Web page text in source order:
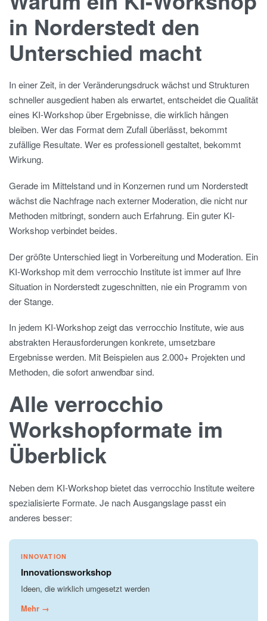
in Norderstedt den
Unterschied macht
In einer Zeit, in der Veränderungsdruck wächst und Strukturen
schneller ausgedient haben als erwartet, entscheidet die Qualität
eines KI-Workshop über Ergebnisse, die wirklich hängen
bleiben. Wer das Format dem Zufall überlässt, bekommt
zufällige Resultate. Wer es professionell gestaltet, bekommt
Wirkung.
Gerade im Mittelstand und in Konzernen rund um Norderstedt
wächst die Nachfrage nach externer Moderation, die nicht nur
Methoden mitbringt, sondern auch Erfahrung. Ein guter KI-
Workshop verbindet beides.
Der größte Unterschied liegt in Vorbereitung und Moderation. Ein
KI-Workshop mit dem verrocchio Institute ist immer auf Ihre
Situation in Norderstedt zugeschnitten, nie ein Programm von
der Stange.
In jedem KI-Workshop zeigt das verrocchio Institute, wie aus
abstrakten Herausforderungen konkrete, umsetzbare
Ergebnisse werden. Mit Beispielen aus 2.000+ Projekten und
Methoden, die sofort anwendbar sind.
Alle verrocchio
Workshopformate im
Überblick
Neben dem KI-Workshop bietet das verrocchio Institute weitere
spezialisierte Formate. Je nach Ausgangslage passt ein
anderes besser:
INNOVATION
Innovationsworkshop
Ideen, die wirklich umgesetzt werden
Mehr →